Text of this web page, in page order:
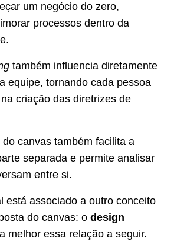
um negócio do zero,
processos dentro da
também influencia diretamente
equipe, tornando cada pessoa
na criação das diretrizes de
canvas também facilita a
separada e permite analisar
entre si.
está associado a outro conceito
do canvas: o design
melhor essa relação a seguir.